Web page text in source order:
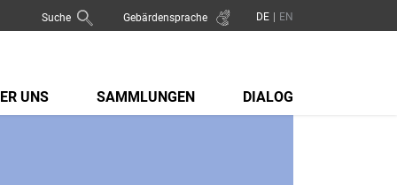
Suche Gebärdensprache
UNS SAMMLUNGEN DIALOG